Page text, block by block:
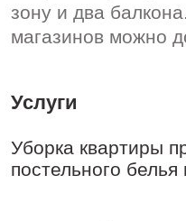
зону и два
магазинов можно
Услуги
Уборка квартиры
постельного